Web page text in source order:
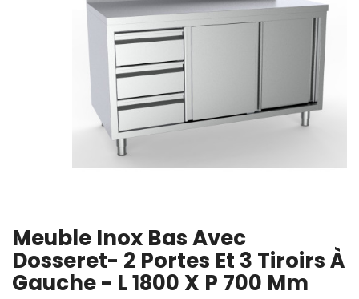
Meuble Inox Bas Avec
Dosseret- 2 Portes Et 3 Tiroirs À
Gauche - L 1800 X P 700 Mm